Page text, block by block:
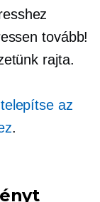
tovább!
rajta.
telepítse az
.